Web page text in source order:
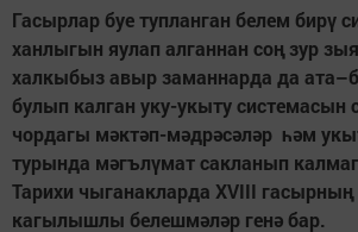
Гасырлар буе тупланган белем бирү
ханлыгын яулап алганнан соң зур
халкыбыз авыр заманнарда да
булып калган уку-укыту системасын
чордагы мәктәп-мәдрәсәләр һәм
турында мәгълүмат сакланып
Тарихи чыганакларда XVIII
кагылышлы белешмәләр генә бар.